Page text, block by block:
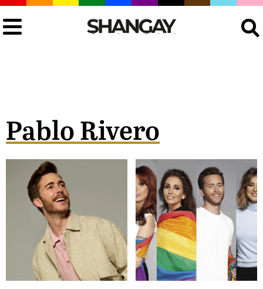
Pablo Rivero